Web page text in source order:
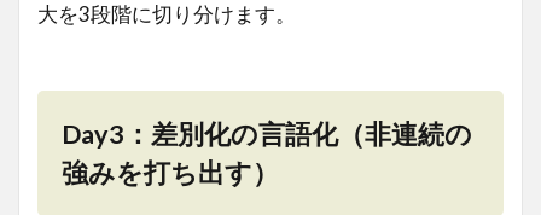
大を3段階に切り分けます。
Day3：差別化の言語化（非連続の
強みを打ち出す）